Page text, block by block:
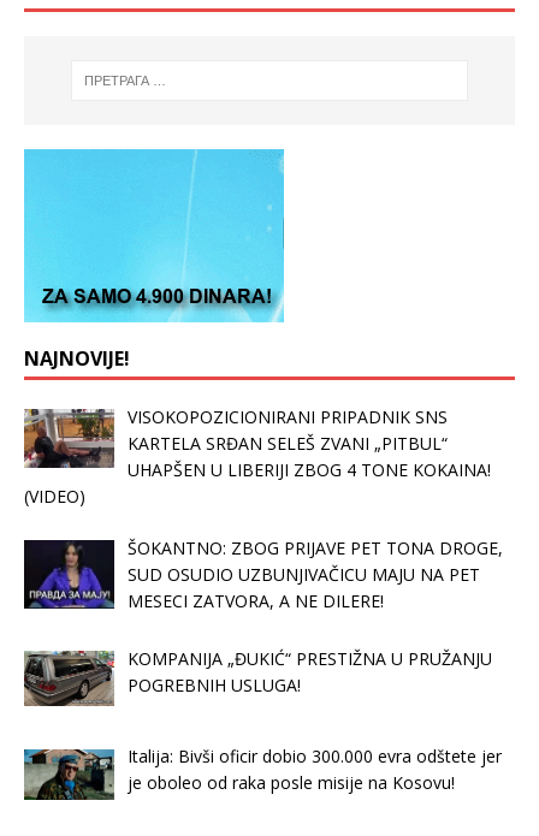
NAJNOVIJE!
VISOKOPOZICIONIRANI PRIPADNIK SNS
KARTELA SRĐAN SELEŠ ZVANI „PITBUL“
UHAPŠEN U LIBERIJI ZBOG 4 TONE KOKAINA!
(VIDEO)
ŠOKANTNO: ZBOG PRIJAVE PET TONA DROGE,
SUD OSUDIO UZBUNJIVAČICU MAJU NA PET
MESECI ZATVORA, A NE DILERE!
KOMPANIJA „ĐUKIĆ“ PRESTIŽNA U PRUŽANJU
POGREBNIH USLUGA!
Italija: Bivši oficir dobio 300.000 evra odštete jer
je oboleo od raka posle misije na Kosovu!